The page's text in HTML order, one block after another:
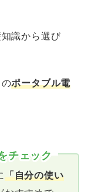
識から選び
ポータブル電
チェック
「自分の使い